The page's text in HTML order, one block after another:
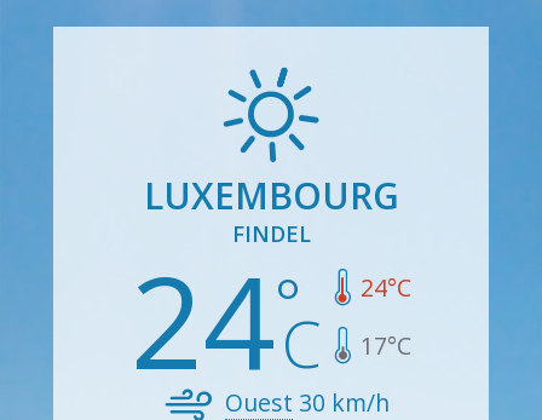
LUXEMBOURG
FINDEL
24 24°C
17°C
Ouest 30 km/h